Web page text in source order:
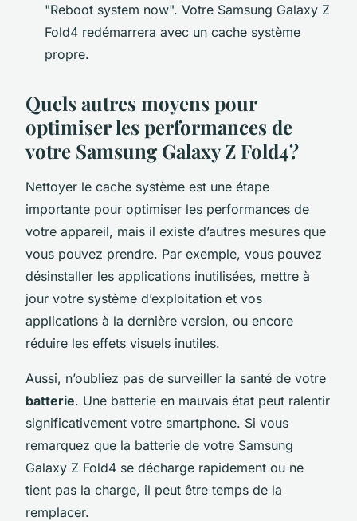
"Reboot system now". Votre Samsung Galaxy Z
Fold4 redémarrera avec un cache système
propre.
Quels autres moyens pour
optimiser les performances de
votre Samsung Galaxy Z Fold4?
Nettoyer le cache système est une étape
importante pour optimiser les performances de
votre appareil, mais il existe d’autres mesures que
vous pouvez prendre. Par exemple, vous pouvez
désinstaller les applications inutilisées, mettre à
jour votre système d’exploitation et vos
applications à la dernière version, ou encore
réduire les effets visuels inutiles.
Aussi, n’oubliez pas de surveiller la santé de votre
batterie. Une batterie en mauvais état peut ralentir
significativement votre smartphone. Si vous
remarquez que la batterie de votre Samsung
Galaxy Z Fold4 se décharge rapidement ou ne
tient pas la charge, il peut être temps de la
remplacer.